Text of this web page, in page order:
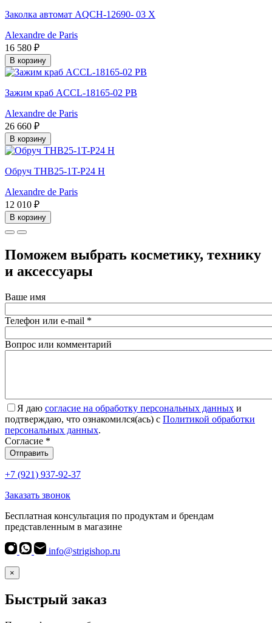
Заколка автомат AQCH-12690- 03 X
Alexandre de Paris
16 580 ₽
В корзину
Зажим краб ACCL-18165-02 PB
Alexandre de Paris
26 660 ₽
В корзину
Обруч THB25-1T-P24 H
Alexandre de Paris
12 010 ₽
В корзину
Поможем выбрать косметику, технику
и аксессуары
Ваше имя
Телефон или e-mail *
Вопрос или комментарий
Я даю согласие на обработку персональных данных и
подтверждаю, что ознакомился(ась) с Политикой обработки
персональных данных.
Согласие *
Отправить
+7 (921) 937-92-37
Заказать звонок
Бесплатная консультация по продуктам и брендам
представленным в магазине
info@strigishop.ru
×
Быстрый заказ